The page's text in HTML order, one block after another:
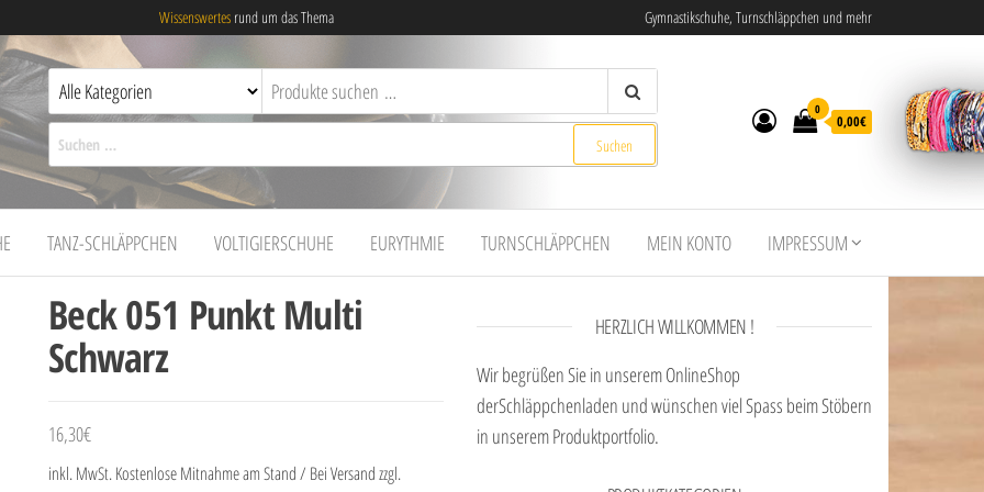
Wissenswertesrund um das Thema Gymnastikschuhe, Turnschläppchen und mehr
Suchen nach:
0
0,00€
TANZ-SCHLÄPPCHEN VOLTIGIERSCHUHE EURYTHMIE TURNSCHLÄPPCHEN MEIN KONTO IMPRESSUM
Beck 051 Punkt Multi
Schwarz
16,30€
inkl. MwSt.Kostenlose Mitnahme am Stand / Bei Versand zzgl.
HERZLICH WILLKOMMEN !
Wir begrüßen Sie in unserem OnlineShop
derSchläppchenladen und wünschen viel Spass beim Stöbern
in unserem Produktportfolio.